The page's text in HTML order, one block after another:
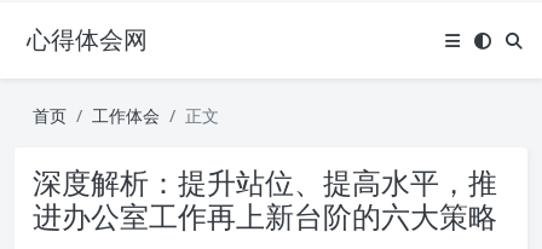
心得体会网
首页 工作体会 正文
深度解析：提升站位、提高水平，推
进办公室工作再上新台阶的六大策略